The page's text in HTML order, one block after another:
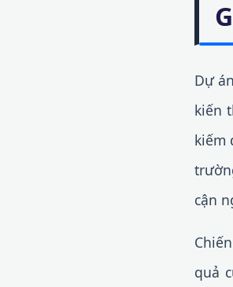
Dự án
kiến
kiếm
cận
quả